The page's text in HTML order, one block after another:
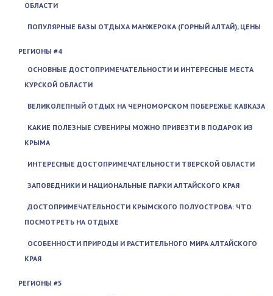
ОБЛАСТИ
ПОПУЛЯРНЫЕ БАЗЫ ОТДЫХА МАНЖЕРОКА (ГОРНЫЙ АЛТАЙ), ЦЕНЫ
РЕГИОНЫ #4
ОСНОВНЫЕ ДОСТОПРИМЕЧАТЕЛЬНОСТИ И ИНТЕРЕСНЫЕ МЕСТА
КУРСКОЙ ОБЛАСТИ
ВЕЛИКОЛЕПНЫЙ ОТДЫХ НА ЧЕРНОМОРСКОМ ПОБЕРЕЖЬЕ КАВКАЗА
КАКИЕ ПОЛЕЗНЫЕ СУВЕНИРЫ МОЖНО ПРИВЕЗТИ В ПОДАРОК ИЗ
КРЫМА
ИНТЕРЕСНЫЕ ДОСТОПРИМЕЧАТЕЛЬНОСТИ ТВЕРСКОЙ ОБЛАСТИ
ЗАПОВЕДНИКИ И НАЦИОНАЛЬНЫЕ ПАРКИ АЛТАЙСКОГО КРАЯ
ДОСТОПРИМЕЧАТЕЛЬНОСТИ КРЫМСКОГО ПОЛУОСТРОВА: ЧТО
ПОСМОТРЕТЬ НА ОТДЫХЕ
ОСОБЕННОСТИ ПРИРОДЫ И РАСТИТЕЛЬНОГО МИРА АЛТАЙСКОГО
КРАЯ
РЕГИОНЫ #5